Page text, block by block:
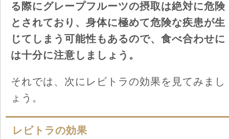
る際にグレープフルーツの摂取は絶対に危険
とされており、身体に極めて危険な疾患が生
じてしまう可能性もあるので、食べ合わせに
は十分に注意しましょう。
それでは、次にレビトラの効果を見てみまし
ょう。
レビトラの効果